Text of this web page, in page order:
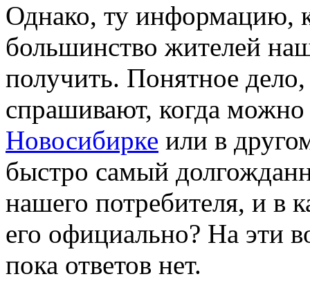
Однако, ту информацию,
большинство жителей
получить. Понятное
спрашивают, когда
Новосибирке или в
быстро самый
нашего потребителя, и в
его официально? На эти
пока ответов нет.